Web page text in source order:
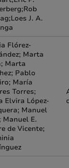
J. A.
Flórez-
Marta
Marta
Pablo
María
Torres;
Elvira López-
Manuel
Manuel E.
de Vicente;